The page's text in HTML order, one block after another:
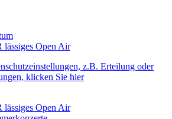
Open Air
z.B. Erteilung oder
klicken Sie hier
Open Air